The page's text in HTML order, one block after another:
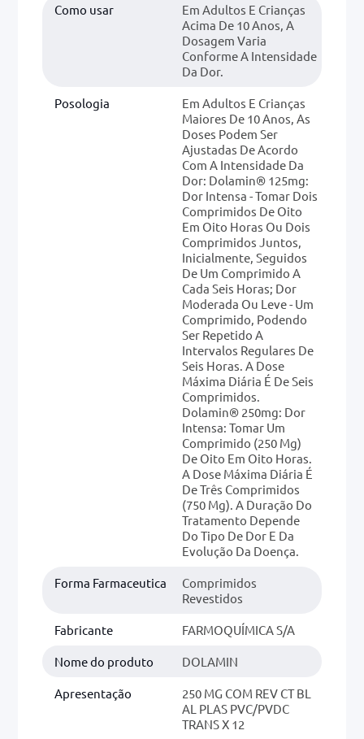
Como usar
Em Adultos E Crianças
Acima De 10 Anos, A
Dosagem Varia
Conforme A Intensidade
Da Dor.
Posologia
Em Adultos E Crianças
Maiores De 10 Anos, As
Doses Podem Ser
Ajustadas De Acordo
Com A Intensidade Da
Dor: Dolamin® 125mg:
Dor Intensa - Tomar Dois
Comprimidos De Oito
Em Oito Horas Ou Dois
Comprimidos Juntos,
Inicialmente, Seguidos
De Um Comprimido A
Cada Seis Horas; Dor
Moderada Ou Leve - Um
Comprimido, Podendo
Ser Repetido A
Intervalos Regulares De
Seis Horas. A Dose
Máxima Diária É De Seis
Comprimidos.
Dolamin® 250mg: Dor
Intensa: Tomar Um
Comprimido (250 Mg)
De Oito Em Oito Horas.
A Dose Máxima Diária É
De Três Comprimidos
(750 Mg). A Duração Do
Tratamento Depende
Do Tipo De Dor E Da
Evolução Da Doença.
Forma Farmaceutica
Comprimidos
Revestidos
Fabricante FARMOQUÍMICA S/A
Nome do produto DOLAMIN
Apresentação
250 MG COM REV CT BL
AL PLAS PVC/PVDC
TRANS X 12